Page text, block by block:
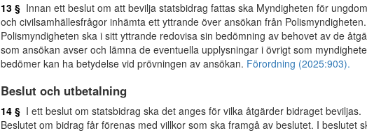
13 § Innan ett beslut om att bevilja statsbidrag fattas ska Myndigheten för
och civilsamhällesfrågor inhämta ett yttrande över ansökan från Polismyndigheten.
Polismyndigheten ska i sitt yttrande redovisa sin bedömning av behovet av de
som ansökan avser och lämna de eventuella upplysningar i övrigt som
bedömer kan ha betydelse vid prövningen av ansökan. Förordning (2025:903).
Beslut och utbetalning
14 § I ett beslut om statsbidrag ska det anges för vilka åtgärder bidraget beviljas.
Beslutet om bidrag får förenas med villkor som ska framgå av beslutet. I beslutet